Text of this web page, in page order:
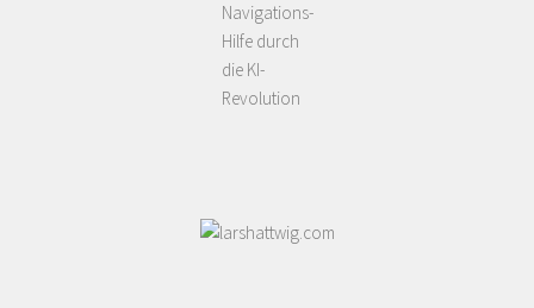
Navigations-
Hilfe durch
die KI-
Revolution